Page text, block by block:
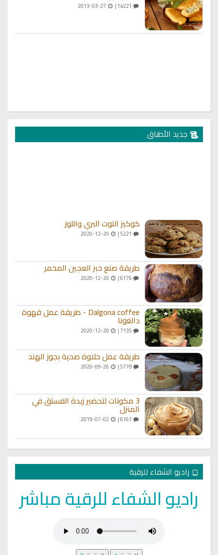
جديد الأطباق
كوكيز التوت البري واللوز
طريقة صنع خبز العجين المخمر
Dalgona coffee - طريقة عمل قهوة
دالغونا
طريقة عمل حلاوة صحية بجوز الهند
5778 |
3 مكونات لتحضير زبدة الفستق في
المنزل
راديو الشفاء للرقية
راديو الشفاء للرقية مباشر